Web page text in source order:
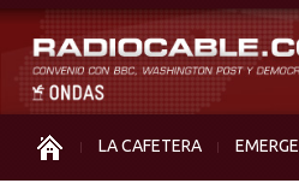
LA CAFETERA